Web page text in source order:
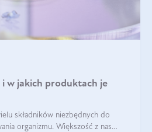
i w jakich produktach je
składników niezbędnych do
organizmu. Większość z nas